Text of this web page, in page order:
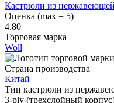
Кастрюли из
Оценка (max = 5)
4.80
Торговая марка
Woll
Страна производства
Китай
Тип кастрюли из
3-ply (трехслойный